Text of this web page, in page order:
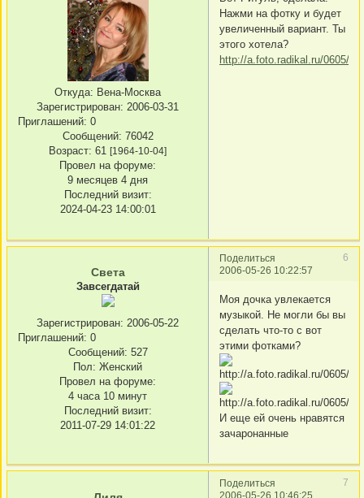
Откуда: Вена-Москва
Зарегистрирован: 2006-03-31
Приглашений: 0
Сообщений: 76042
Возраст: 61 [1964-10-04]
Провел на форуме:
9 месяцев 4 дня
Последний визит:
2024-04-23 14:00:01
Нажми на фотку и будет
увеличенный вариант. Ты
этого хотела?
http://a.foto.radikal.ru/0605/
Поделиться
6
2006-05-26 10:22:57
Света
Завсегдатай
Зарегистрирован: 2006-05-22
Приглашений: 0
Сообщений: 527
Пол: Женский
Провел на форуме:
4 часа 10 минут
Последний визит:
2011-07-29 14:01:22
Моя дочка увлекается
музыкой. Не могли бы вы
сделать что-то с вот
этими фотками?
И еще ей очень нравятся
зачаронанные
Поделиться
7
2006-05-26 10:46:25